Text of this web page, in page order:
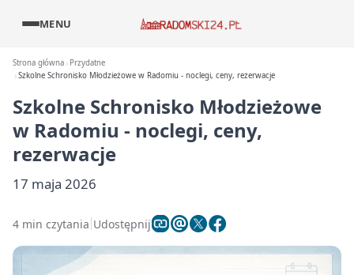
MENU
Strona główna
Przydatne
Szkolne Schronisko Młodzieżowe w Radomiu - noclegi, ceny, rezerwacje
Szkolne Schronisko Młodzieżowe
w Radomiu - noclegi, ceny,
rezerwacje
17 maja 2026
4 min czytania Udostępnij